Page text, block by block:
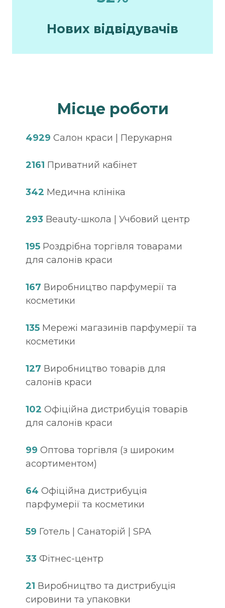
Нових відвідувачів
Місце роботи
4929 Салон краси | Перукарня
2161 Приватний кабінет
342 Медична клініка
293 Beauty-школа | Учбовий центр
195 Роздрібна торгівля товарами
для салонів краси
167 Виробництво парфумерії та
косметики
135 Мережі магазинів парфумерії та
косметики
127 Виробництво товарів для
салонів краси
102 Офіційна дистрибуція товарів
для салонів краси
99 Оптова торгівля (з широким
асортиментом)
64 Офіційна дистрибуція
парфумерії та косметики
59 Готель | Санаторій | SPA
33 Фітнес-центр
21 Виробництво та дистрибуція
сировини та упаковки